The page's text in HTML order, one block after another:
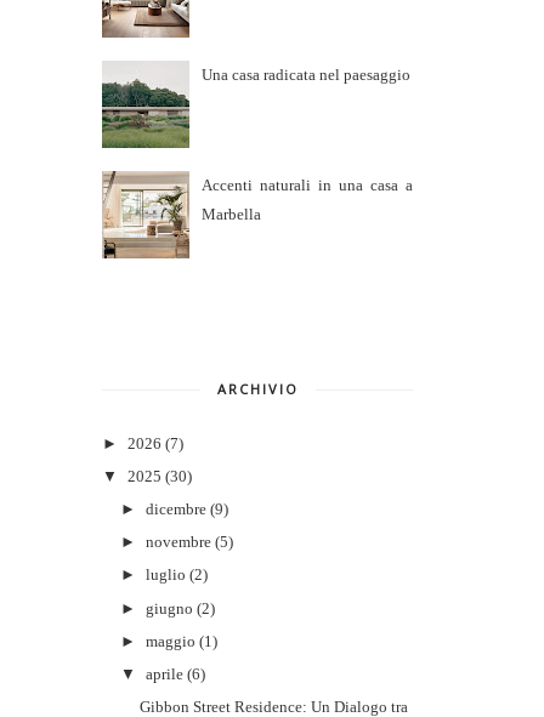
Una casa radicata nel paesaggio
Accenti naturali in una casa a
Marbella
ARCHIVIO
► 2026 (7)
▼
2025 (30)
►dicembre (9)
►novembre (5)
►luglio (2)
►giugno (2)
►maggio (1)
▼
aprile (6)
Gibbon Street Residence: Un Dialogo tra